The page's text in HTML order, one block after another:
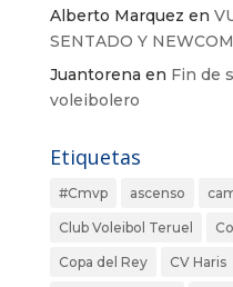
Alberto Marquez en
SENTADO Y
Juantorena en Fin de
voleibolero
Etiquetas
#Cmvp ascenso
Club Voleibol Teruel
Copa del Rey CV Haris